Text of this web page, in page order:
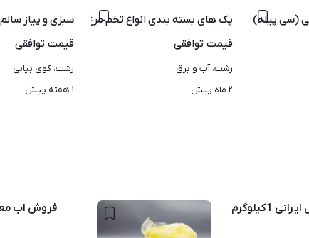
(سی پیله)
پک های بسته بندی انواع تخم مرغ بلدرچین
قیمت توافقی
رشت، آب و برق
۲ ماه پیش
سبزی و پیاز
قیمت توافقی
رشت، کوی بیانی
۱ هفته پیش
1کیلوگرم فروش اب